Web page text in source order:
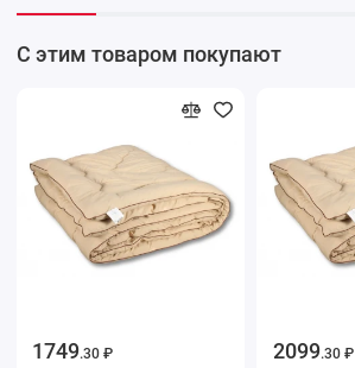
С этим товаром покупают
1749.30 ₽ 2099.30 ₽